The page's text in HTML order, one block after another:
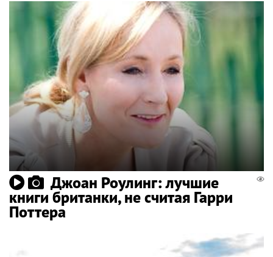
Джоан Роулинг: лучшие
книги британки, не считая Гарри
Поттера